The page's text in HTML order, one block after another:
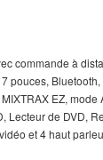
commande à
pouces, Bluetooth,
EZ, mode
Lecteur de DVD,
et 4 haut